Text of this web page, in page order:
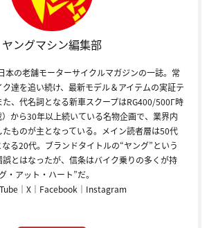
ヤングマシン編集部
本の老舗モーターサイクルマガジンの一誌。常
達を追い続け、最新モデル＆アイテムの実証テ
た、代名詞となる新車スクープはRG400/500Γ時
から30年以上続いている名物企画で、業界内
ものが主となっている。メイン読者層は50代
る20代。ブランドタイトルの“ヤング”という
とはなったが、信条はバイク乗りの多くが持
・アット・ハート”だ。
｜ X ｜ Facebook ｜ Instagram